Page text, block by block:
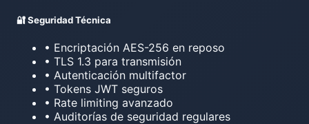
🔐 Seguridad Técnica
• Encriptación AES-256 en reposo
• TLS 1.3 para transmisión
• Autenticación multifactor
• Tokens JWT seguros
• Rate limiting avanzado
• Auditorías de seguridad regulares